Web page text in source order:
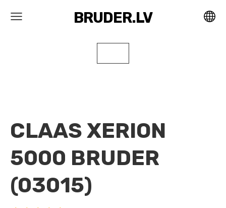
BRUDER.LV
CLAAS XERION
5000 BRUDER
(03015)